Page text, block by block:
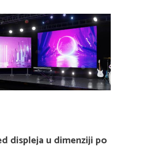
displeja u dimenziji po